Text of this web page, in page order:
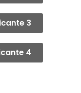
3
4